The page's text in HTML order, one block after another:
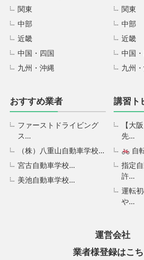
関東
中部
近畿
中国・四国
九州・沖縄
関東
中部
近畿
中国
九州
おすすめ業者
ファーストドライビング
ス...
（株）八重山自動車学校...
宮古自動車学校...
美池自動車学校...
講習ト
【大
先...
自
指定
許...
運転
や...
運営会社
業者様登録はこ